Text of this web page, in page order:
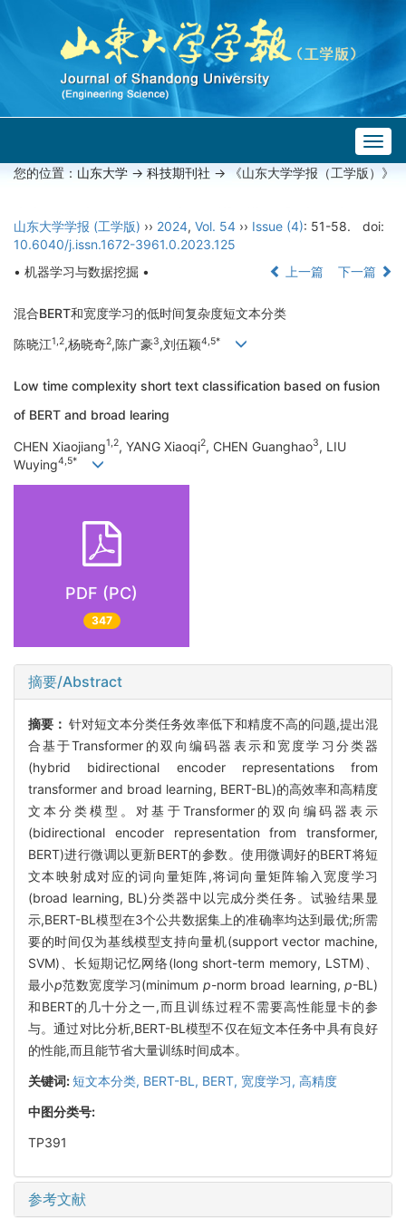
您的位置： 山东大学 -> 科技期刊社 -> 《山东大学学报（工学版）》
山东大学学报 (工学版) ›› 2024, Vol. 54 ›› Issue (4): 51-58.
doi:
10.6040/j.issn.1672-3961.0.2023.125
• 机器学习与数据挖掘 •
上一篇 下一篇
混合BERT和宽度学习的低时间复杂度短文本分类
陈晓江1,2,杨晓奇2,陈广豪3,刘伍颖4,5*
Low time complexity short text classification based on fusion
of BERT and broad learing
CHEN Xiaojiang1,2, YANG Xiaoqi2, CHEN Guanghao3, LIU
Wuying4,5*
PDF (PC)
347
摘要/Abstract
摘要：针对短文本分类任务效率低下和精度不高的问题,提出混
合基于Transformer的双向编码器表示和宽度学习分类器
(hybrid bidirectional encoder representations from
transformer and broad learning, BERT-BL)的高效率和高精度
文本分类模型。对基于Transformer的双向编码器表示
(bidirectional encoder representation from transformer,
BERT)进行微调以更新BERT的参数。使用微调好的BERT将短
文本映射成对应的词向量矩阵,将词向量矩阵输入宽度学习
(broad learning, BL)分类器中以完成分类任务。试验结果显
示,BERT-BL模型在3个公共数据集上的准确率均达到最优;所需
要的时间仅为基线模型支持向量机(support vector machine,
SVM)、长短期记忆网络(long short-term memory, LSTM)、
最小p范数宽度学习(minimum p-norm broad learning,p-BL)
和BERT的几十分之一,而且训练过程不需要高性能显卡的参
与。通过对比分析,BERT-BL模型不仅在短文本任务中具有良好
的性能,而且能节省大量训练时间成本。
关键词:短文本分类, BERT-BL, BERT, 宽度学习, 高精度
中图分类号:
TP391
参考文献